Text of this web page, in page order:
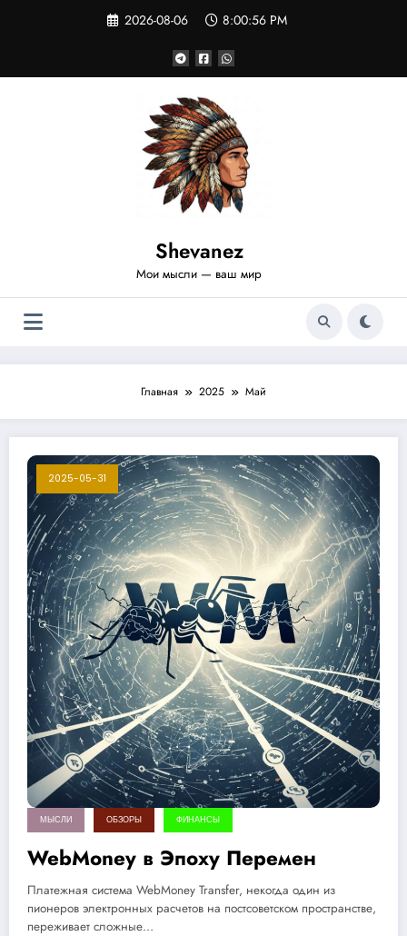
2026-08-06 8:00:56 PM
Shevanez
Мои мысли — ваш мир
Главная 2025 Май
2025-05-31
МЫСЛИ ОБЗОРЫ ФИНАНСЫ
WebMoney в Эпоху Перемен
Платежная система WebMoney Transfer, некогда один из
пионеров электронных расчетов на постсоветском пространстве,
переживает сложные…